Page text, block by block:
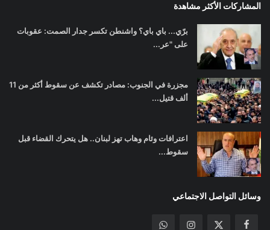
المشاركات الأكثر مشاهدة
برّي... باي باي؟ واشنطن تكسر جدار الصمت: عقوبات
على "عر...
مجزرة في الجنوب: مصادر تكشف عن سقوط أكثر من 11
ألف قتيل...
اعترافات وئام وهاب تهز لبنان.. هل يتحرك القضاء قبل
سقوط...
وسائل التواصل الاجتماعي